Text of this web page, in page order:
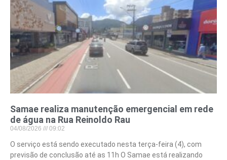
Samae realiza manutenção emergencial em rede
de água na Rua Reinoldo Rau
04/08/2026 09:02
O serviço está sendo executado nesta terça-feira (4), com
previsão de conclusão até as 11h O Samae está realizando